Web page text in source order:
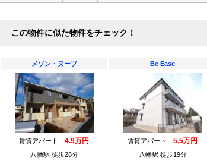
この物件に似た物件をチェック！
メゾン・ヌーブ
賃貸アパート 4.9万円
八幡駅 徒歩28分
Be Ease
賃貸アパート 5.5万円
八幡駅 徒歩19分